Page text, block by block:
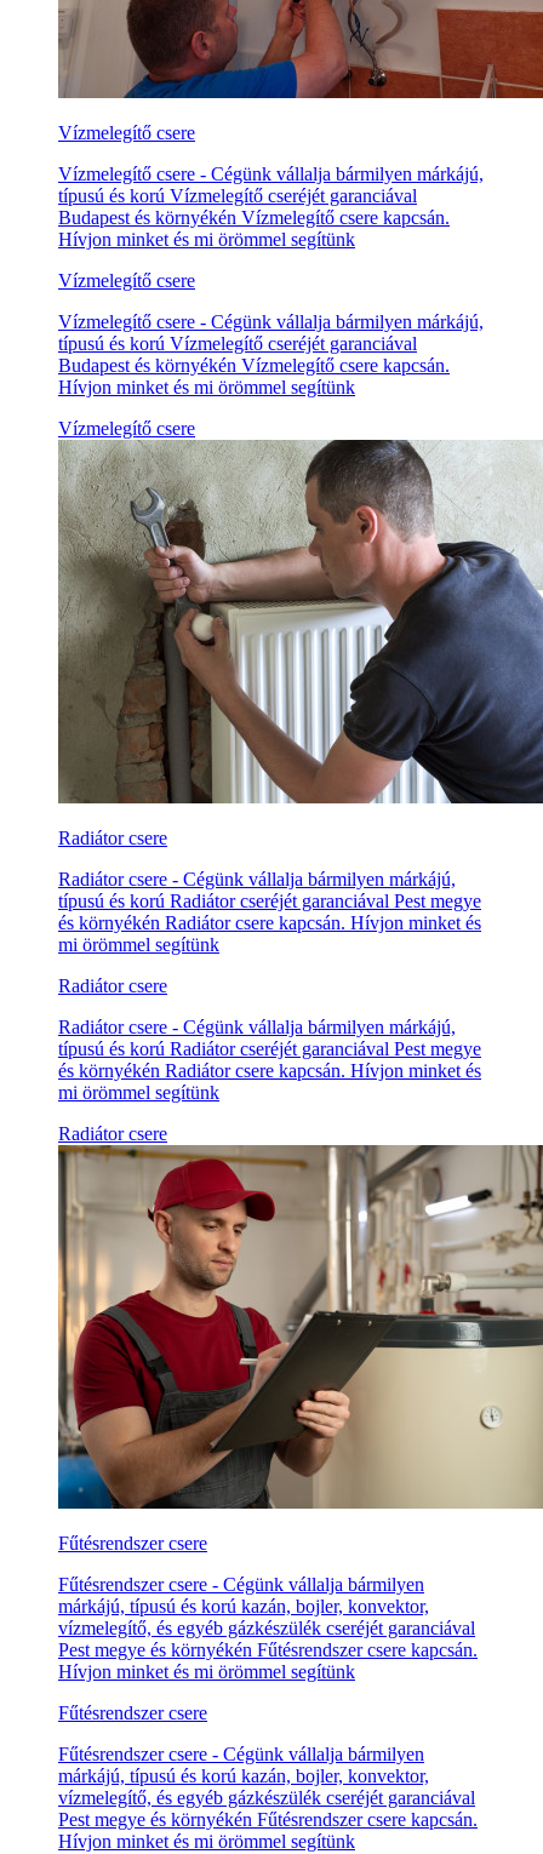
Vízmelegítő csere
Vízmelegítő csere - Cégünk vállalja bármilyen márkájú,
típusú és korú Vízmelegítő cseréjét garanciával
Budapest és környékén Vízmelegítő csere kapcsán.
Hívjon minket és mi örömmel segítünk
Vízmelegítő csere
Vízmelegítő csere - Cégünk vállalja bármilyen márkájú,
típusú és korú Vízmelegítő cseréjét garanciával
Budapest és környékén Vízmelegítő csere kapcsán.
Hívjon minket és mi örömmel segítünk
Vízmelegítő csere
Radiátor csere
Radiátor csere - Cégünk vállalja bármilyen márkájú,
típusú és korú Radiátor cseréjét garanciával Pest megye
és környékén Radiátor csere kapcsán. Hívjon minket és
mi örömmel segítünk
Radiátor csere
Radiátor csere - Cégünk vállalja bármilyen márkájú,
típusú és korú Radiátor cseréjét garanciával Pest megye
és környékén Radiátor csere kapcsán. Hívjon minket és
mi örömmel segítünk
Radiátor csere
Fűtésrendszer csere
Fűtésrendszer csere - Cégünk vállalja bármilyen
márkájú, típusú és korú kazán, bojler, konvektor,
vízmelegítő, és egyéb gázkészülék cseréjét garanciával
Pest megye és környékén Fűtésrendszer csere kapcsán.
Hívjon minket és mi örömmel segítünk
Fűtésrendszer csere
Fűtésrendszer csere - Cégünk vállalja bármilyen
márkájú, típusú és korú kazán, bojler, konvektor,
vízmelegítő, és egyéb gázkészülék cseréjét garanciával
Pest megye és környékén Fűtésrendszer csere kapcsán.
Hívjon minket és mi örömmel segítünk